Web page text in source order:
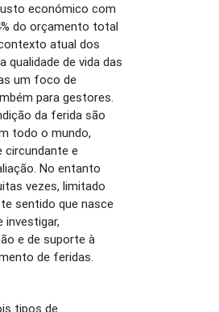
económico com
do orçamento total
atual dos
qualidade de vida das
um foco de
para gestores.
da ferida são
todo o mundo,
circundante e
No entanto
vezes, limitado
sentido que nasce
investigar,
e de suporte à
de feridas.
tipos de